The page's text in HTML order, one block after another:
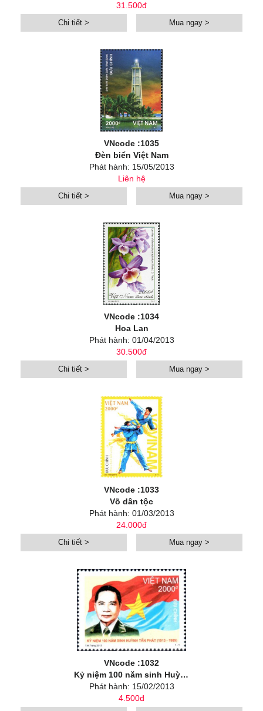
31.500đ
Chi tiết > Mua ngay >
VNcode :1035
Đèn biển Việt Nam
Phát hành: 15/05/2013
Liên hệ
Chi tiết > Mua ngay >
VNcode :1034
Hoa Lan
Phát hành: 01/04/2013
30.500đ
Chi tiết > Mua ngay >
VNcode :1033
Võ dân tộc
Phát hành: 01/03/2013
24.000đ
Chi tiết > Mua ngay >
VNcode :1032
Kỷ niệm 100 năm sinh Huỳnh Tấn Phát (1913 – 1989)
Phát hành: 15/02/2013
4.500đ